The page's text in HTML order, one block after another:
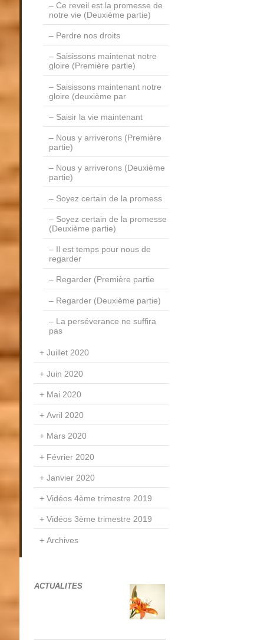
Ce reveil est la promesse de
notre vie (Deuxième partie)
Perdre nos droits
Saisissons maintenat notre
gloire (Première partie)
Saisissons maintenant notre
gloire (deuxième par
Saisir la vie maintenant
Nous y arriverons (Première
partie)
Nous y arriverons (Deuxième
partie)
Soyez certain de la promess
Soyez certain de la promesse
(Deuxième partie)
Il est temps pour nous de
regarder
Regarder (Première partie
Regarder (Deuxième partie)
La perséverance ne suffira
pas
Juillet 2020
Juin 2020
Mai 2020
Avril 2020
Mars 2020
Février 2020
Janvier 2020
Vidéos 4ème trimestre 2019
Vidéos 3ème trimestre 2019
Archives
ACTUALITES